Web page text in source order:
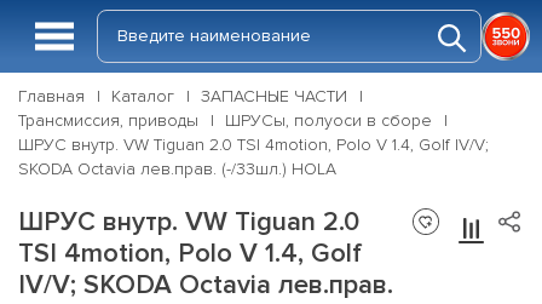
Главная Каталог
ЗАПАСНЫЕ ЧАСТИ
Трансмиссия, приводы
ШРУСы, полуоси в сборе
ШРУС внутр. VW Tiguan 2.0 TSI 4motion, Polo V 1.4, Golf IV/V;
SKODA Octavia лев.прав. (-/33шл.) HOLA
ШРУС внутр. VW Tiguan 2.0
TSI 4motion, Polo V 1.4, Golf
IV/V; SKODA Octavia лев.прав.